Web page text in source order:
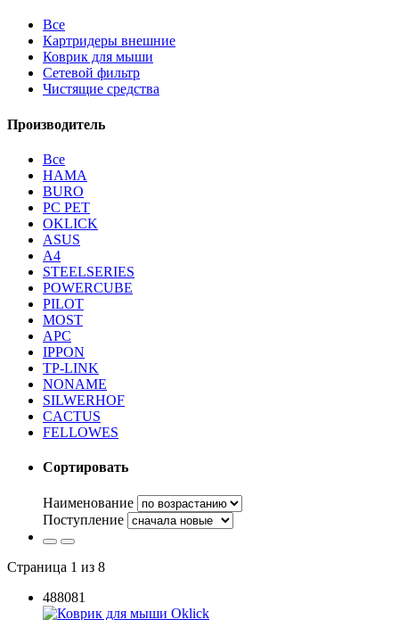
Все
Картридеры внешние
Коврик для мыши
Сетевой фильтр
Чистящие средства
Производитель
Все
HAMA
BURO
PC PET
OKLICK
ASUS
A4
STEELSERIES
POWERCUBE
PILOT
MOST
APC
IPPON
TP-LINK
NONAME
SILWERHOF
CACTUS
FELLOWES
Сортировать
Наименование
Поступление
Страница 1 из 8
488081